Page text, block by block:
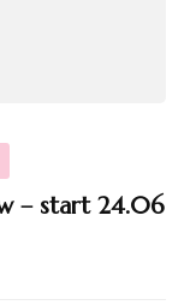
– start 24.06